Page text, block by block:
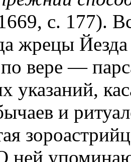
с. 177).
жрецы
вере —
указаний,
и
ней